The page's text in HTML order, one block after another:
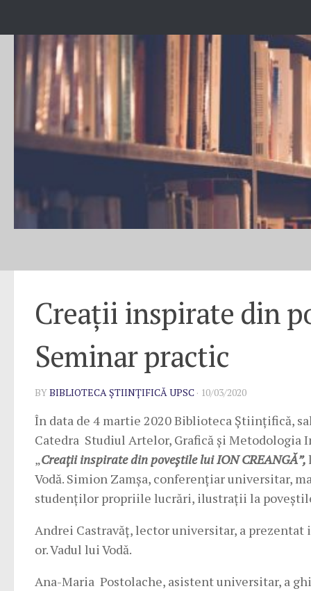
Creații inspirate din
Seminar practic
BYBIBLIOTECA ȘTIINȚIFICĂ UPSC · 10/03/2020
În data de 4 martie 2020 Biblioteca Științifică,
Catedra Studiul Artelor, Grafică și
„Creații inspirate din poveștile lui ION CREANGĂ”,
Vodă. Simion Zamșa, conferențiar universitar,
studenților propriile lucrări, ilustrații la
Andrei Castravăț, lector universitar, a
or. Vadul lui Vodă.
Ana-Maria Postolache, asistent universitar, a